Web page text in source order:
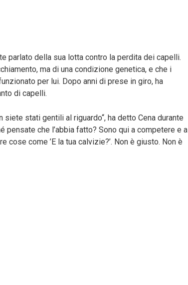
parlato della sua lotta contro la perdita dei capelli.
ma di una condizione genetica, e che i
per lui. Dopo anni di prese in giro, ha
di capelli.
siete stati gentili al riguardo“, ha detto Cena durante
pensate che l’abbia fatto? Sono qui a competere e a
cose come ’E la tua calvizie?’. Non è giusto. Non è